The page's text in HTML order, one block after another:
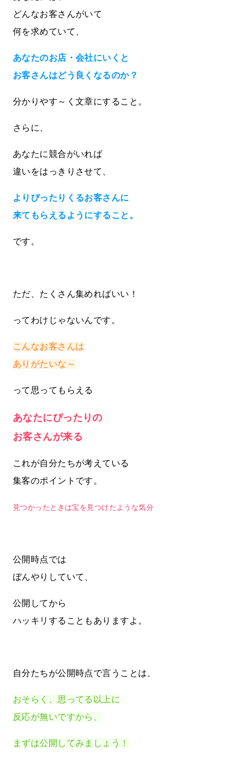
どんなお客さんがいて
何を求めていて、
あなたのお店・会社にいくと
お客さんはどう良くなるのか？
分かりやす～く文章にすること。
さらに、
あなたに競合がいれば
違いをはっきりさせて、
よりぴったりくるお客さんに
来てもらえるようにすること。
です。
ただ、たくさん集めればいい！
ってわけじゃないんです。
こんなお客さんは
ありがたいな～
って思ってもらえる
あなたにぴったりの
お客さんが来る
これが自分たちが考えている
集客のポイントです。
見つかったときは宝を見つけたような気分
公開時点では
ぼんやりしていて、
公開してから
ハッキリすることもありますよ。
自分たちが公開時点で言うことは、
おそらく、思ってる以上に
反応が無いですから、
まずは公開してみましょう！